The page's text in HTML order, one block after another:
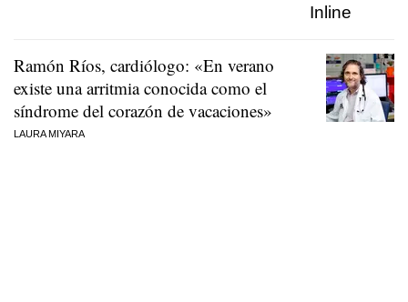
Ramón Ríos, cardiólogo: «En verano
existe una arritmia conocida como el
síndrome del corazón de vacaciones»
LAURA MIYARA